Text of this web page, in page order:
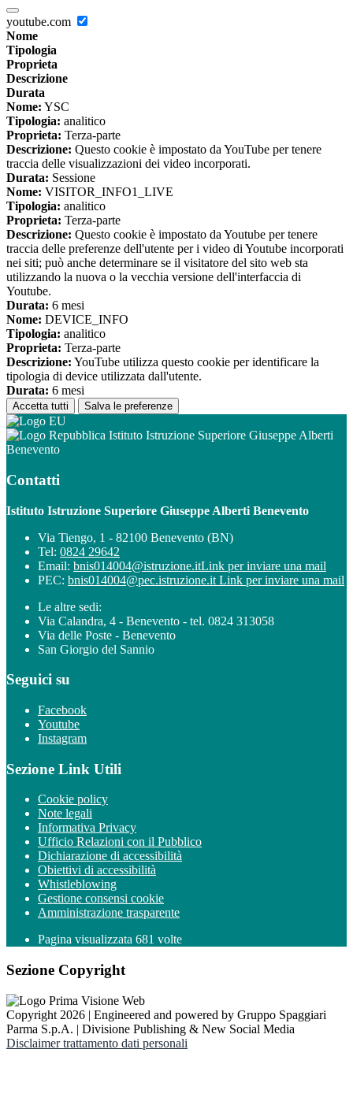
youtube.com
Nome
Tipologia
Proprieta
Descrizione
Durata
Nome: YSC
Tipologia: analitico
Proprieta: Terza-parte
Descrizione: Questo cookie è impostato da YouTube per tenere
traccia delle visualizzazioni dei video incorporati.
Durata: Sessione
Nome: VISITOR_INFO1_LIVE
Tipologia: analitico
Proprieta: Terza-parte
Descrizione: Questo cookie è impostato da Youtube per tenere
traccia delle preferenze dell'utente per i video di Youtube incorporati
nei siti; può anche determinare se il visitatore del sito web sta
utilizzando la nuova o la vecchia versione dell'interfaccia di
Youtube.
Durata: 6 mesi
Nome: DEVICE_INFO
Tipologia: analitico
Proprieta: Terza-parte
Descrizione: YouTube utilizza questo cookie per identificare la
tipologia di device utilizzata dall'utente.
Durata: 6 mesi
Accetta tutti Salva le preferenze
Istituto Istruzione Superiore Giuseppe Alberti
Benevento
Contatti
Istituto Istruzione Superiore Giuseppe Alberti Benevento
Via Tiengo, 1 - 82100 Benevento (BN)
Tel: 0824 29642
Email: bnis014004@istruzione.itLink per inviare una mail
PEC: bnis014004@pec.istruzione.it Link per inviare una mail
Le altre sedi:
Via Calandra, 4 - Benevento - tel. 0824 313058
Via delle Poste - Benevento
San Giorgio del Sannio
Seguici su
Facebook
Youtube
Instagram
Sezione Link Utili
Cookie policy
Note legali
Informativa Privacy
Ufficio Relazioni con il Pubblico
Dichiarazione di accessibilità
Obiettivi di accessibilità
Whistleblowing
Gestione consensi cookie
Amministrazione trasparente
Pagina visualizzata 681 volte
Sezione Copyright
Copyright 2026 | Engineered and powered by Gruppo Spaggiari
Parma S.p.A. | Divisione Publishing & New Social Media
Disclaimer trattamento dati personali